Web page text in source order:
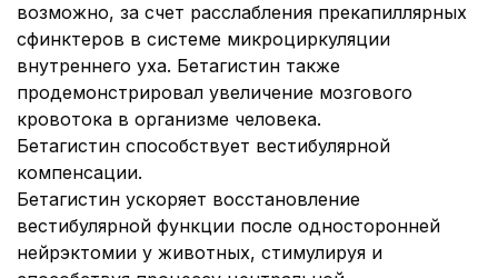
возможно, за счет расслабления прекапиллярных
сфинктеров в системе микроциркуляции
внутреннего уха. Бетагистин также
продемонстрировал увеличение мозгового
кровотока в организме человека.
Бетагистин способствует вестибулярной
компенсации.
Бетагистин ускоряет восстановление
вестибулярной функции после односторонней
нейрэктомии у животных, стимулируя и